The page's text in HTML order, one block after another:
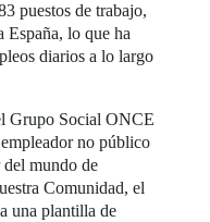
puestos de trabajo,
España, lo que ha
diarios a lo largo
Grupo Social ONCE
no público
del mundo de
Comunidad, el
una plantilla de